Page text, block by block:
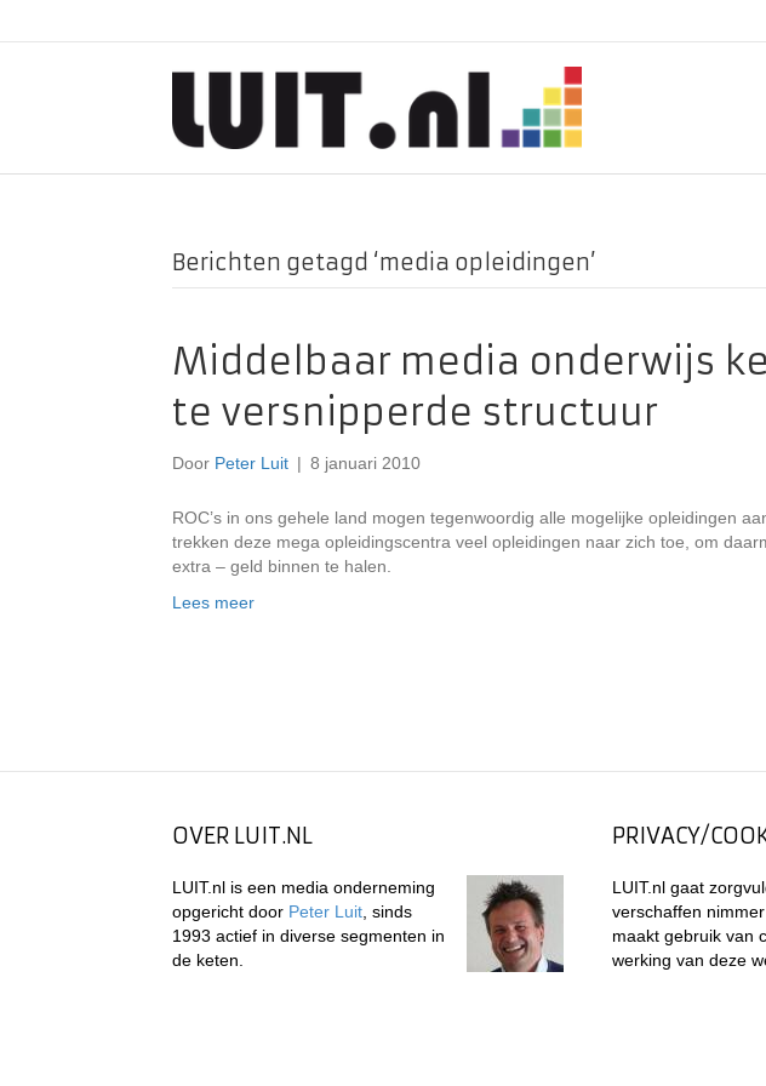
Berichten getagd ‘media opleidingen’
Middelbaar media onderwijs
te versnipperde structuur
Door Peter Luit | 8 januari 2010
ROC’s in ons gehele land mogen tegenwoordig alle mogelijke opleidingen
trekken deze mega opleidingscentra veel opleidingen naar zich toe, om
extra – geld binnen te halen.
Lees meer
OVER LUIT.NL
LUIT.nl is een media onderneming
opgericht door Peter Luit , sinds
1993 actief in diverse segmenten in
de keten.
PRIVACY/
LUIT.nl gaat
verschaffen
maakt gebruik van
werking van deze